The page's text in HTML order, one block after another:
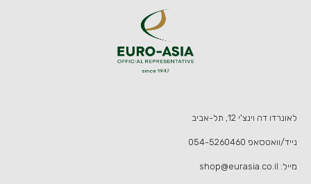
לאונרדו דה וינצ'י 12, תל-אביב
נייד/וואטסאפ 054-5260460
מייל: shop@eurasia.co.il